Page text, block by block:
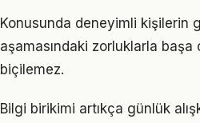
Konusunda deneyimli kişilerin
aşamasındaki zorluklarla başa
biçilemez.
Bilgi birikimi artıkça günlük